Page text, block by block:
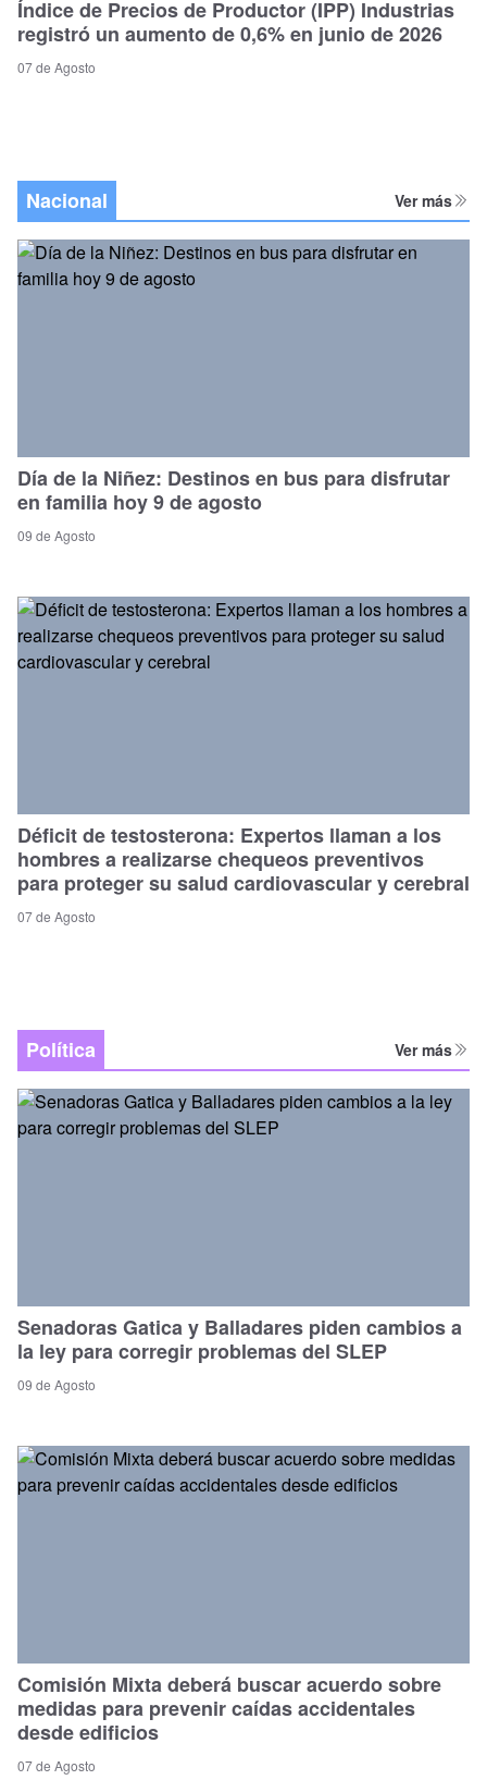
Índice de Precios de Productor (IPP) Industrias
registró un aumento de 0,6% en junio de 2026
07 de Agosto
Nacional Ver más
Día de la Niñez: Destinos en bus para disfrutar
en familia hoy 9 de agosto
09 de Agosto
Déficit de testosterona: Expertos llaman a los
hombres a realizarse chequeos preventivos
para proteger su salud cardiovascular y cerebral
07 de Agosto
Política Ver más
Senadoras Gatica y Balladares piden cambios a
la ley para corregir problemas del SLEP
09 de Agosto
Comisión Mixta deberá buscar acuerdo sobre
medidas para prevenir caídas accidentales
desde edificios
07 de Agosto